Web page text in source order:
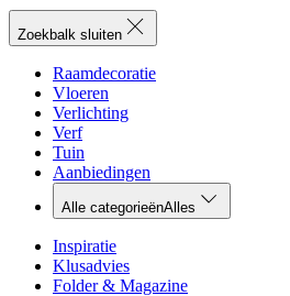
Zoekbalk sluiten
Raamdecoratie
Vloeren
Verlichting
Verf
Tuin
Aanbiedingen
Alle categorieënAlles
Inspiratie
Klusadvies
Folder & Magazine